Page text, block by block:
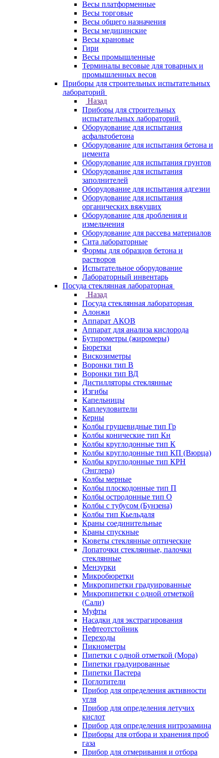
Весы платформенные
Весы торговые
Весы общего назначения
Весы медицинские
Весы крановые
Гири
Весы промышленные
Терминалы весовые для товарных и
промышленных весов
Приборы для строительных испытательных
лабораторий
Назад
Приборы для строительных
испытательных лабораторий
Оборудование для испытания
асфальтобетона
Оборудование для испытания бетона и
цемента
Оборудование для испытания грунтов
Оборудование для испытания
заполнителей
Оборудование для испытания адгезии
Оборудование для испытания
органических вяжущих
Оборудование для дробления и
измельчения
Оборудование для рассева материалов
Сита лабораторные
Формы для образцов бетона и
растворов
Испытательное оборудование
Лабораторный инвентарь
Посуда стеклянная лабораторная
Назад
Посуда стеклянная лабораторная
Алонжи
Аппарат АКОВ
Аппарат для анализа кислорода
Бутирометры (жиромеры)
Бюретки
Вискозиметры
Воронки тип В
Воронки тип ВД
Дистилляторы стеклянные
Изгибы
Капельницы
Каплеуловители
Керны
Колбы грушевидные тип Гр
Колбы конические тип Кн
Колбы круглодонные тип К
Колбы круглодонные тип КП (Вюрца)
Колбы круглодонные тип КРН
(Энглера)
Колбы мерные
Колбы плоскодонные тип П
Колбы остродонные тип О
Колбы с тубусом (Бунзена)
Колбы тип Кьельдаля
Краны соединительные
Краны спускные
Кюветы стеклянные оптические
Лопаточки стеклянные, палочки
стеклянные
Мензурки
Микробюретки
Микропипетки градуированные
Микропипетки с одной отметкой
(Сали)
Муфты
Насадки для экстрагирования
Нефтеотстойник
Переходы
Пикнометры
Пипетки с одной отметкой (Мора)
Пипетки градуированные
Пипетки Пастера
Поглотители
Прибор для определения активности
угля
Прибор для определения летучих
кислот
Прибор для определения нитрозамина
Приборы для отбора и хранения проб
газа
Прибор для отмеривания и отбора